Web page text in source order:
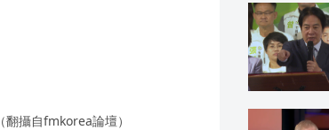
攝自fmkorea論壇）